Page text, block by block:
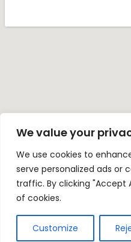
We value your
We use cookies to
serve personalized ads or
traffic. By clicking "Accept
of cookies.
Customize
© Fundacja na rzecz
Wszelkie
Wykonane przez